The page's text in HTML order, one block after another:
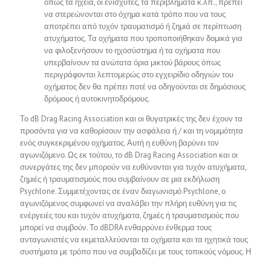
όπως τα ηχεία, οι ενισχυτές, τα περιβλήματα κ.λπ., πρέπει
να στερεώνονται στο όχημα κατά τρόπο που να τους
αποτρέπει από τυχόν τραυματισμό ή ζημιά σε περίπτωση
ατυχήματος. Τα οχήματα που τροποποιήθηκαν δομικά για
να φιλοξενήσουν το ηχοσύστημα ή τα οχήματα που
υπερβαίνουν τα ανώτατα όρια μικτού βάρους όπως
περιγράφονται λεπτομερώς στο εγχειρίδιο οδηγιών του
οχήματος δεν θα πρέπει ποτέ να οδηγούνται σε δημόσιους
δρόμους ή αυτοκινητοδρόμους.
Το dB Drag Racing Association και οι θυγατρικές της δεν έχουν τα
προσόντα για να καθορίσουν την ασφάλεια ή / και τη νομιμότητα
ενός συγκεκριμένου οχήματος. Αυτή η ευθύνη βαρύνει τον
αγωνιζόμενο. Ως εκ τούτου, το dB Drag Racing Association και οι
συνεργάτες της δεν μπορούν να ευθύνονται για τυχόν ατυχήματα,
ζημιές ή τραυματισμούς που συμβαίνουν σε μια εκδήλωση
Psychlone. Συμμετέχοντας σε έναν διαγωνισμό Psychlone, ο
αγωνιζόμενος συμφωνεί να αναλάβει την πλήρη ευθύνη για τις
ενέργειές του και τυχόν ατυχήματα, ζημιές ή τραυματισμούς που
μπορεί να συμβούν. Το dBDRA ενθαρρύνει ένθερμα τους
ανταγωνιστές να εκμεταλλεύονται τα οχήματα και τα ηχητικά τους
συστήματα με τρόπο που να συμβαδίζει με τους τοπικούς νόμους. Η